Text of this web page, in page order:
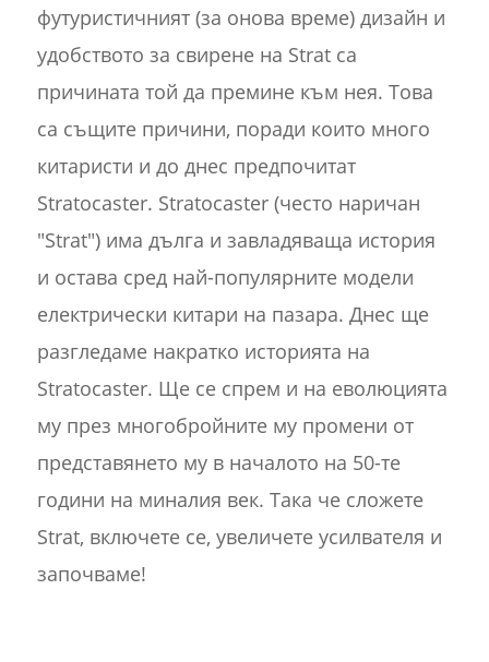
футуристичният (за онова време) дизайн и
удобството за свирене на Strat са
причината той да премине към нея. Това
са същите причини, поради които много
китаристи и до днес предпочитат
Stratocaster. Stratocaster (често наричан
"Strat") има дълга и завладяваща история
и остава сред най-популярните модели
електрически китари на пазара. Днес ще
разгледаме накратко историята на
Stratocaster. Ще се спрем и на еволюцията
му през многобройните му промени от
представянето му в началото на 50-те
години на миналия век. Така че сложете
Strat, включете се, увеличете усилвателя и
започваме!